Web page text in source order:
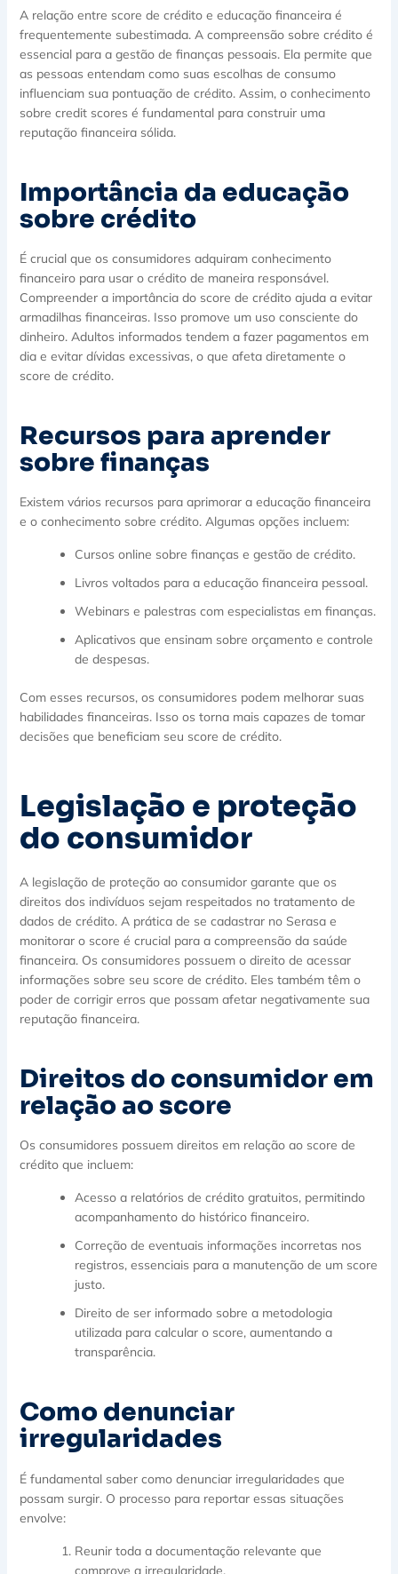
A relação entre score de crédito e educação financeira é
frequentemente subestimada. A compreensão sobre crédito é
essencial para a gestão de finanças pessoais. Ela permite que
as pessoas entendam como suas escolhas de consumo
influenciam sua pontuação de crédito. Assim, o conhecimento
sobre credit scores é fundamental para construir uma
reputação financeira sólida.
Importância da educação
sobre crédito
É crucial que os consumidores adquiram conhecimento
financeiro para usar o crédito de maneira responsável.
Compreender a importância do score de crédito ajuda a evitar
armadilhas financeiras. Isso promove um uso consciente do
dinheiro. Adultos informados tendem a fazer pagamentos em
dia e evitar dívidas excessivas, o que afeta diretamente o
score de crédito.
Recursos para aprender
sobre finanças
Existem vários recursos para aprimorar a educação financeira
e o conhecimento sobre crédito. Algumas opções incluem:
Cursos online sobre finanças e gestão de crédito.
Livros voltados para a educação financeira pessoal.
Webinars e palestras com especialistas em finanças.
Aplicativos que ensinam sobre orçamento e controle
de despesas.
Com esses recursos, os consumidores podem melhorar suas
habilidades financeiras. Isso os torna mais capazes de tomar
decisões que beneficiam seu score de crédito.
Legislação e proteção
do consumidor
A legislação de proteção ao consumidor garante que os
direitos dos indivíduos sejam respeitados no tratamento de
dados de crédito. A prática de se cadastrar no Serasa e
monitorar o score é crucial para a compreensão da saúde
financeira. Os consumidores possuem o direito de acessar
informações sobre seu score de crédito. Eles também têm o
poder de corrigir erros que possam afetar negativamente sua
reputação financeira.
Direitos do consumidor em
relação ao score
Os consumidores possuem direitos em relação ao score de
crédito que incluem:
Acesso a relatórios de crédito gratuitos, permitindo
acompanhamento do histórico financeiro.
Correção de eventuais informações incorretas nos
registros, essenciais para a manutenção de um score
justo.
Direito de ser informado sobre a metodologia
utilizada para calcular o score, aumentando a
transparência.
Como denunciar
irregularidades
É fundamental saber como denunciar irregularidades que
possam surgir. O processo para reportar essas situações
envolve:
Reunir toda a documentação relevante que
comprove a irregularidade.